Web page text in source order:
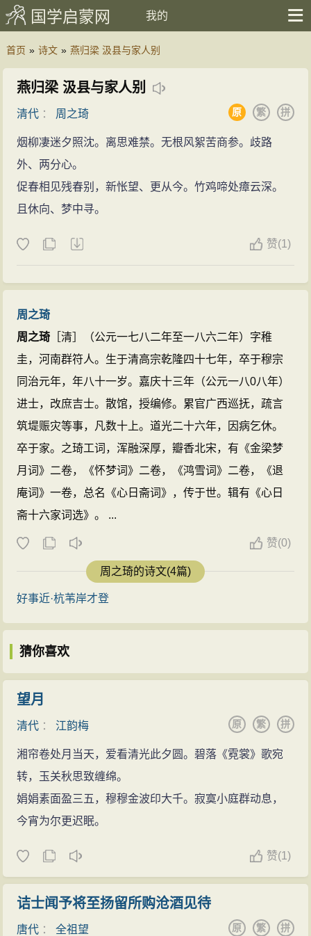
国学启蒙网 我的
首页 » 诗文 » 燕归梁 汲县与家人别
燕归梁 汲县与家人别
清代 ： 周之琦 拼
繁
原
烟柳凄迷夕照沈。离思难禁。无根风絮苦商参。歧路
外、两分心。
促春相见残春别，新怅望、更从今。竹鸡啼处瘴云深。
且休向、梦中寻。
赞(1)
周之琦
周之琦 ［清］（公元一七八二年至一八六二年）字稚
圭，河南群符人。生于清高宗乾隆四十七年，卒于穆宗
同治元年，年八十一岁。嘉庆十三年（公元一八0八年）
进士，改庶吉士。散馆，授编修。累官广西巡抚，疏言
筑堤赈灾等事，凡数十上。道光二十六年，因病乞休。
卒于家。之琦工词，浑融深厚，瓣香北宋，有《金梁梦
月词》二卷，《怀梦词》二卷，《鸿雪词》二卷，《退
庵词》一卷，总名《心日斋词》，传于世。辑有《心日
斋十六家词选》。 ...
赞(0)
周之琦的诗文(4篇)
好事近·杭苇岸才登
猜你喜欢
望月
清代 ： 江韵梅 拼
繁
原
湘帘卷处月当天，爱看清光此夕圆。碧落《霓裳》歌宛
转，玉关秋思致缠绵。
娟娟素面盈三五，穆穆金波印大千。寂寞小庭群动息，
今宵为尔更迟眠。
赞(1)
诘士闻予将至扬留所购沧酒见待
唐代 ：全祖望 拼
繁
原